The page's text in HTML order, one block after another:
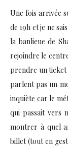
Une fois arrivée
de 19h et je ne
la banlieue de
rejoindre le
prendre un ticket
parlent pas un
inquiète car le
qui passait vers
montrer à quel
billet (tout en